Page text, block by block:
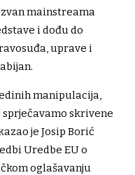
mainstreama
i dođu do
uprave i
manipulacija,
sprječavamo skrivene
je Josip Borić
Uredbe EU o
oglašavanju